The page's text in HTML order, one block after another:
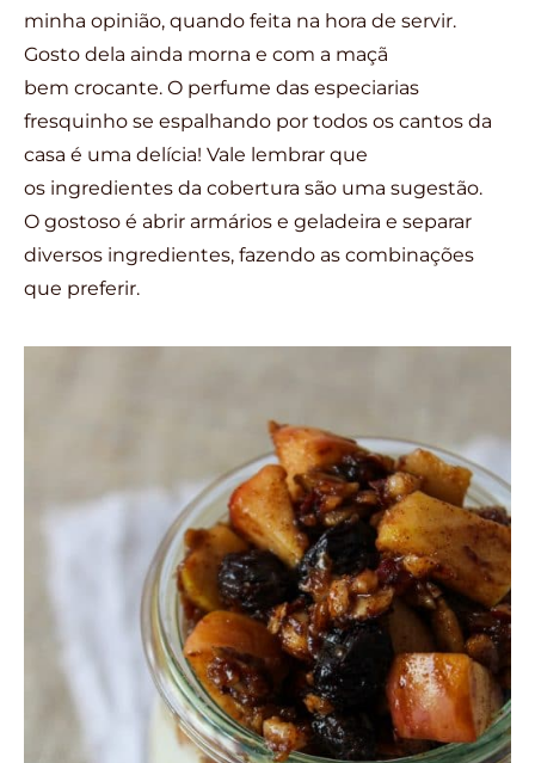
minha opinião, quando feita na hora de servir.
Gosto dela ainda morna e com a maçã
bem crocante. O perfume das especiarias
fresquinho se espalhando por todos os cantos da
casa é uma delícia! Vale lembrar que
os ingredientes da cobertura são uma sugestão.
O gostoso é abrir armários e geladeira e separar
diversos ingredientes, fazendo as combinações
que preferir.